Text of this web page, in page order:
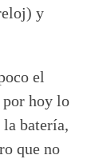
y
el
hoy lo
la batería,
que no